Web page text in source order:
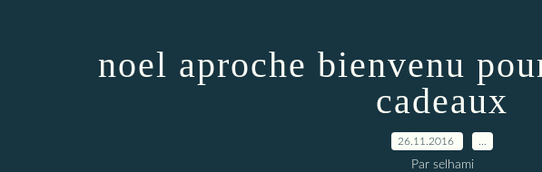
noel aproche bienvenu
cadeaux
26.11.2016
Par selhami